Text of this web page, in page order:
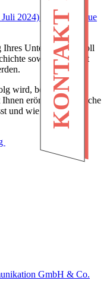
KONTAKT
2024) vonAngelique
Unternehmens soll
sowie die Arbeit
wird, bedarf es
erörtern wir, welche
und wie wir Ihre
GmbH & Co.